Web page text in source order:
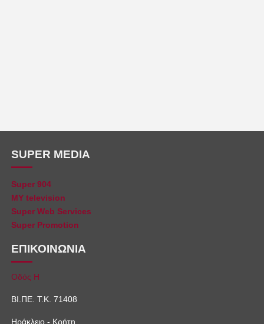
SUPER MEDIA
Super 904
MY television
Super Web Services
Super Promotion
ΕΠΙΚΟΙΝΩΝΙΑ
Οδός Η
ΒΙ.ΠΕ. Τ.Κ. 71408
Ηράκλειο - Κρήτη